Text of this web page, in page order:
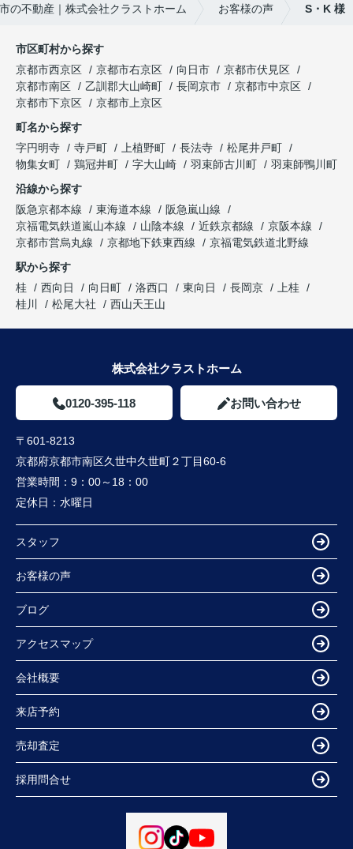
いと思います。
矢野さんのこれからのご活躍とご健勝を心よりお祈
社・担当者様でした。
特に担当してくださった中野様、柴田様には大変お
世話になりました。誠実にご対応いただき、本当に
の不動産｜株式会社クラストホーム お客様の声 S・K 様
市区町村から探す
京都市西京区
京都市右京区 向日市
京都市伏見区
京都市南区
乙訓郡大山崎町 長岡京市
京都市中京区
京都市下京区
京都市上京区
町名から探す
字円明寺
寺戸町 上植野町 長法寺
松尾井戸町
物集女町
鶏冠井町 字大山崎 羽束師古川町
羽束師鴨川町
沿線から探す
阪急京都本線
東海道本線
阪急嵐山線
京福電気鉄道嵐山本線
山陰本線 近鉄京都線
京阪本線
京都市営烏丸線
京都地下鉄東西線
京福電気鉄道北野線
駅から探す
桂
西向日 向日町 洛西口 東向日 長岡京
上桂
桂川
松尾大社 西山天王山
株式会社クラストホーム
0120-395-118 お問い合わせ
〒601-8213
京都府京都市南区久世中久世町２丁目60-6
営業時間： 9：00～18：00
定休日： 水曜日
スタッフ
お客様の声
ブログ
アクセスマップ
会社概要
来店予約
売却査定
採用問合せ